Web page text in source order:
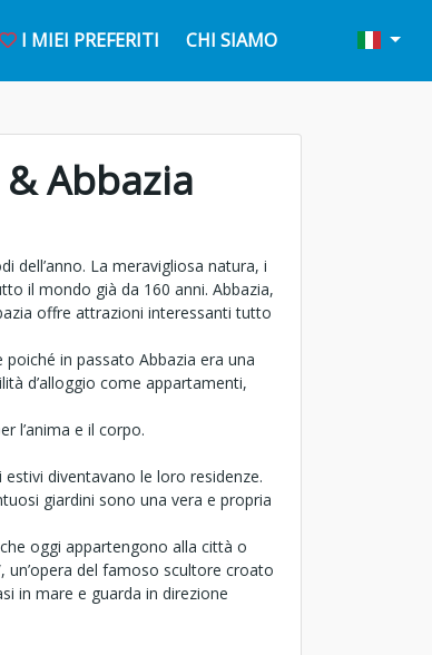
I MIEI PREFERITI CHI SIAMO
Abbazia
dell’anno. La meravigliosa natura, i
il mondo già da 160 anni. Abbazia,
offre attrazioni interessanti tutto
in passato Abbazia era una
d’alloggio come appartamenti,
l’anima e il corpo.
diventavano le loro residenze.
giardini sono una vera e propria
oggi appartengono alla città o
un’opera del famoso scultore croato
in mare e guarda in direzione